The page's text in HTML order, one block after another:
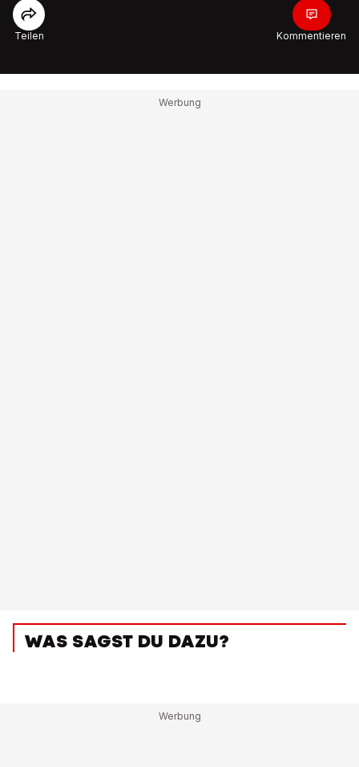
Teilen Kommentieren
WAS SAGST DU DAZU?